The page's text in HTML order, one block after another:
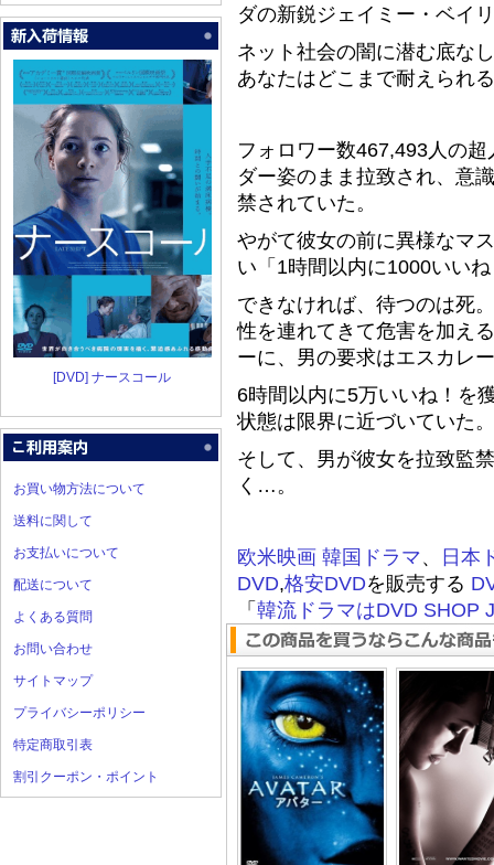
[DVD] ナースコール
お買い物方法について
送料に関して
お支払いについて
配送について
よくある質問
お問い合わせ
サイトマップ
プライバシーポリシー
特定商取引表
割引クーポン・ポイント
ダの新鋭ジェイミー・ベイ
ネット社会の闇に潜む底な
あなたはどこまで耐えられ
フォロワー数467,493人の
ダー姿のまま拉致され、意
禁されていた。
やがて彼女の前に異様なマ
い「1時間以内に1000いい
できなければ、待つのは死
性を連れてきて危害を加え
ーに、男の要求はエスカレ
6時間以内に5万いいね！を
状態は限界に近づいていた。
そして、男が彼女を拉致監
く…。
欧米映画 韓国ドラマ、
日本
DVD,格安DVDを販売する
「 韓流ドラマはDVD SHOP